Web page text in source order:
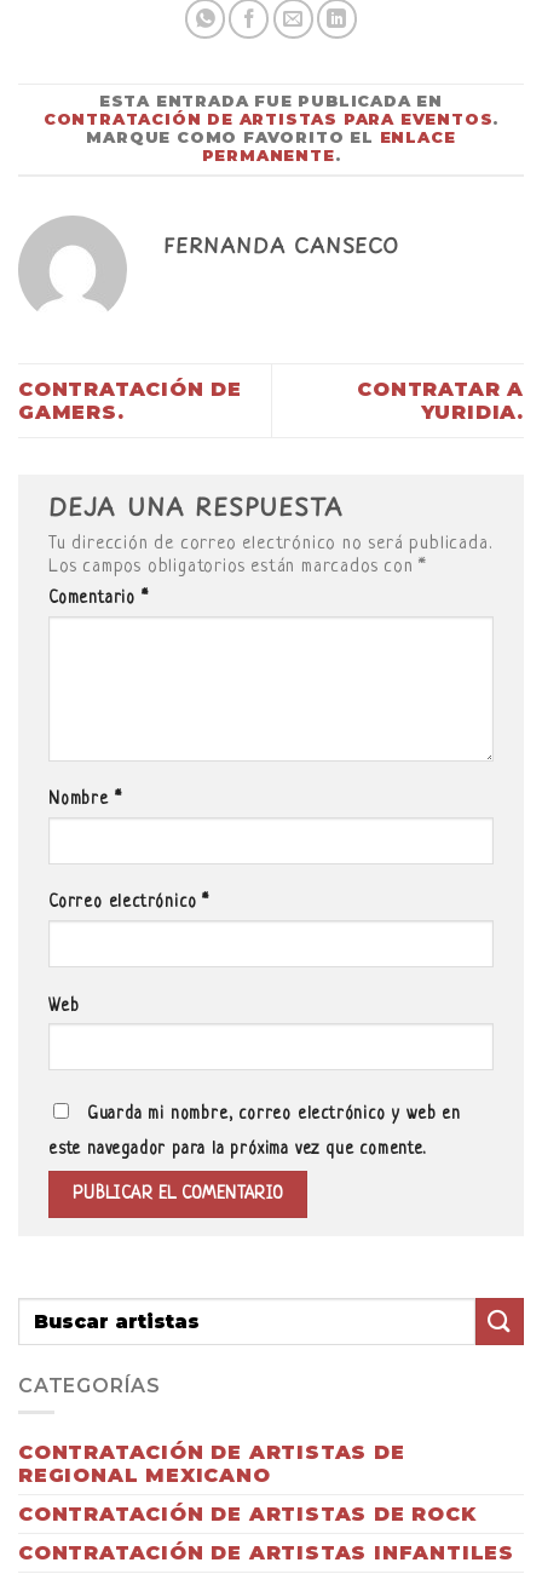
ESTA ENTRADA FUE PUBLICADA EN
CONTRATACIÓN DE ARTISTAS PARA EVENTOS.
MARQUE COMO FAVORITO EL ENLACE
PERMANENTE.
FERNANDA CANSECO
CONTRATACIÓN DE
GAMERS.
CONTRATAR A
YURIDIA.
DEJA UNA RESPUESTA
Tu dirección de correo electrónico no será publicada.
Los campos obligatorios están marcados con*
Comentario *
Nombre *
Correo electrónico*
Web
Guarda mi nombre, correo electrónico y web en
este navegador para la próxima vez que comente.
CATEGORÍAS
CONTRATACIÓN DE ARTISTAS DE
REGIONAL MEXICANO
CONTRATACIÓN DE ARTISTAS DE ROCK
CONTRATACIÓN DE ARTISTAS INFANTILES